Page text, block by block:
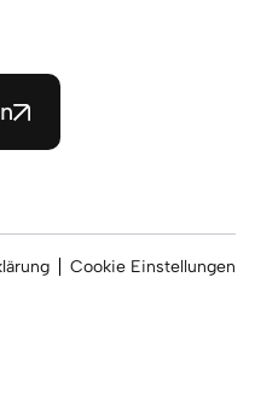
Cookie Einstellungen